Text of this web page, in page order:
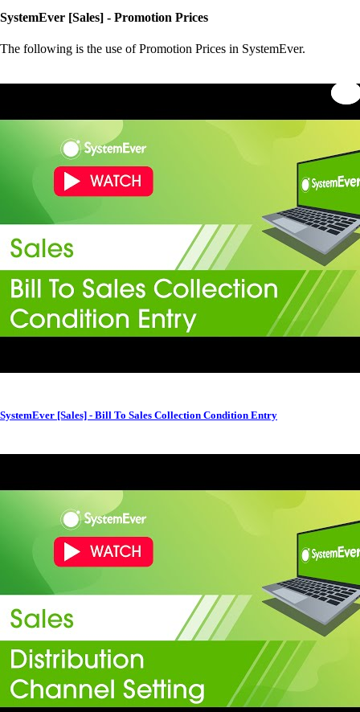
SystemEver [Sales] - Promotion Prices
The following is the use of Promotion Prices in SystemEver.
SystemEver [Sales] - Bill To Sales Collection Condition Entry